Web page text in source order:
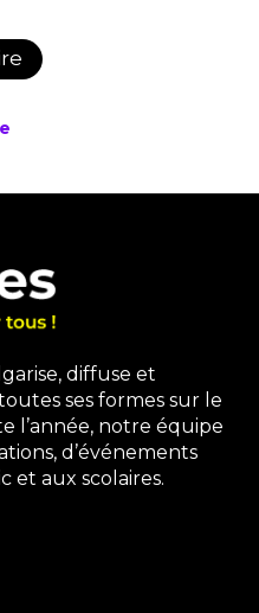
diffuse et
ses formes sur le
l’année, notre équipe
d’événements
et aux scolaires.